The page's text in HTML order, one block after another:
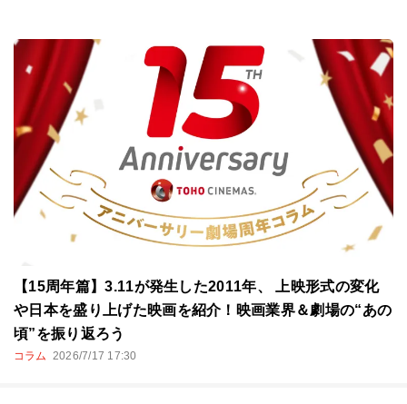
【15周年篇】3.11が発生した2011年、 上映形式の変化
や日本を盛り上げた映画を紹介！映画業界＆劇場の“あの
頃”を振り返ろう
コラム 2026/7/17 17:30